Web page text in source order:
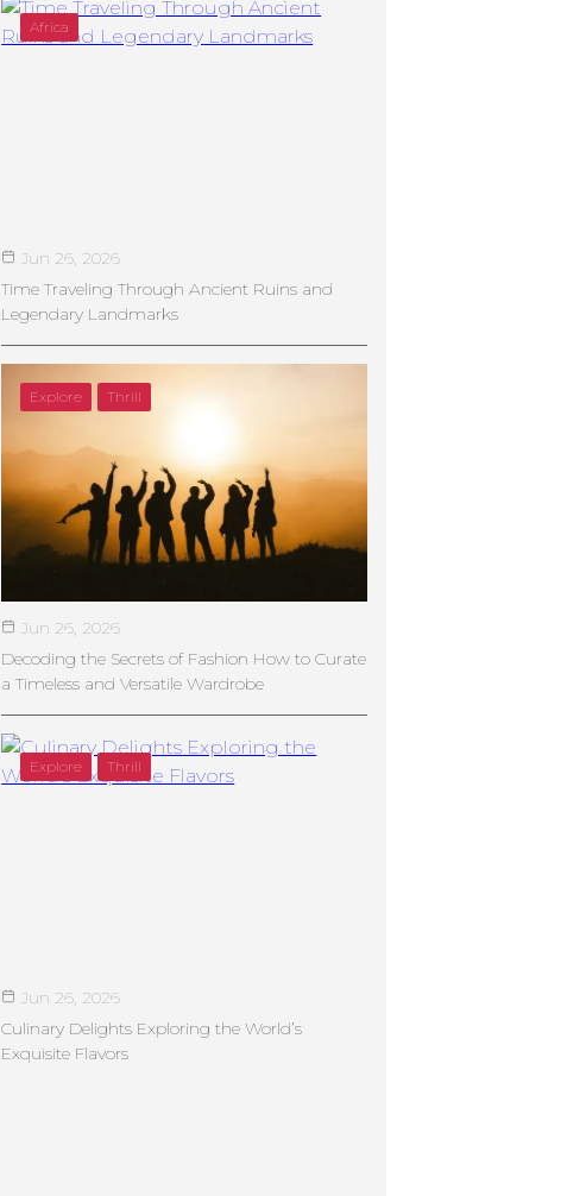
Africa
Jun 26, 2026
Time Traveling Through Ancient Ruins and
Legendary Landmarks
Explore Thrill
Jun 26, 2026
Decoding the Secrets of Fashion How to Curate
a Timeless and Versatile Wardrobe
Explore Thrill
Jun 26, 2026
Culinary Delights Exploring the World’s
Exquisite Flavors